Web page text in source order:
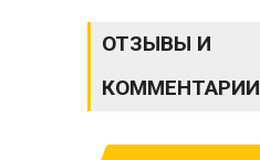
ОТЗЫВЫ И
КОММЕНТАРИИ